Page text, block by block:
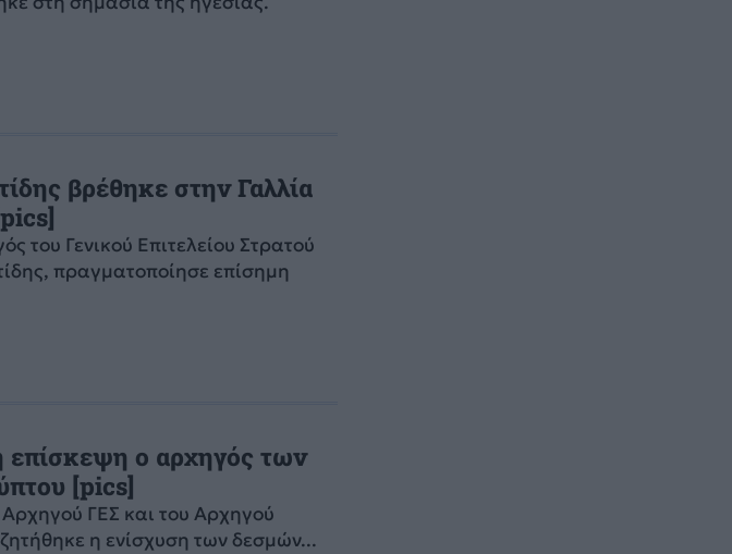
βρέθηκε στην Γαλλία
του Γενικού Επιτελείου Στρατού
πραγματοποίησε επίσημη
επίσκεψη ο αρχηγός των
[pics]
ΓΕΣ και του Αρχηγού
η ενίσχυση των δεσμών...